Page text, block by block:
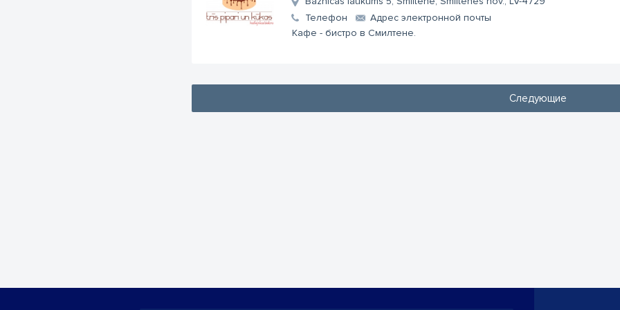
Телефон
Aдрес электронной почты
Кафе - бистро в Смилтене.
Следующие